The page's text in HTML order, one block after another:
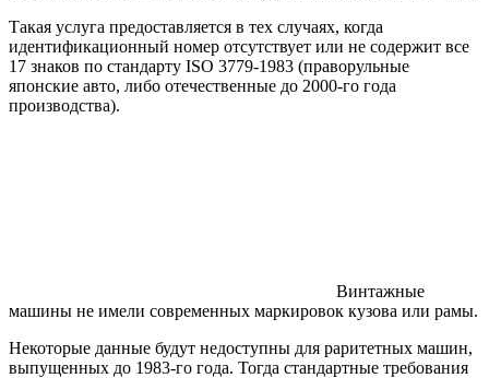
Такая услуга предоставляется в тех случаях, когда
идентификационный номер отсутствует или не содержит все
17 знаков по стандарту ISO 3779-1983 (праворульные
японские авто, либо отечественные до 2000-го года
производства).
Винтажные
машины не имели современных маркировок кузова или рамы.
Некоторые данные будут недоступны для раритетных машин,
выпущенных до 1983-го года. Тогда стандартные требования